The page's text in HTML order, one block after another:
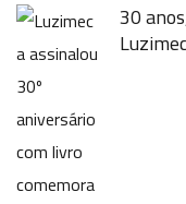
30